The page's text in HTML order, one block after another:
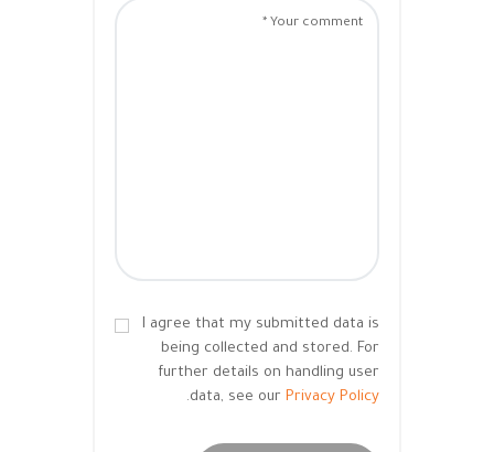
I agree that my submitted data is
being collected and stored. For
further details on handling user
data, see ourPrivacy Policy
.